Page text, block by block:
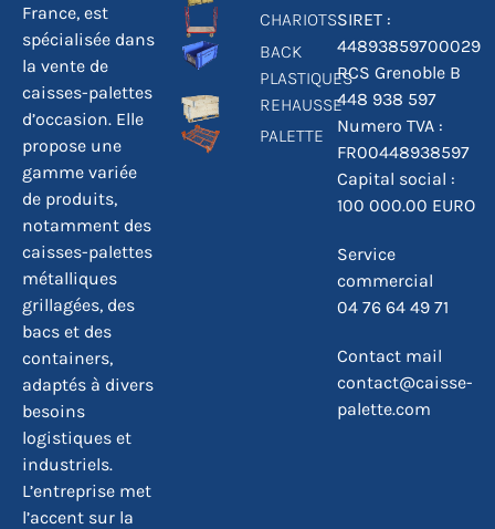
France, est
spécialisée dans
la vente de
caisses-palettes
d’occasion. Elle
propose une
gamme variée
de produits,
notamment des
caisses-palettes
métalliques
grillagées, des
bacs et des
containers,
adaptés à divers
besoins
logistiques et
industriels.
L’entreprise met
l’accent sur la
CHARIOTS
BACK
PLASTIQUES
REHAUSSE
PALETTE
SIRET :
44893859700029
RCS Grenoble B
448 938 597
Numero TVA :
FR00448938597
Capital social :
100 000.00 EURO
Service
commercial
04 76 64 49 71
Contact mail
contact@caisse-
palette.com